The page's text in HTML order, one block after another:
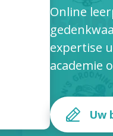
Online
expertise
academie